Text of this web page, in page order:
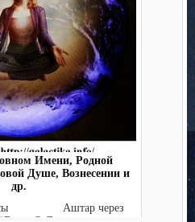
Имени, Родной
Душе, Вознесении и
др.
Аштар через